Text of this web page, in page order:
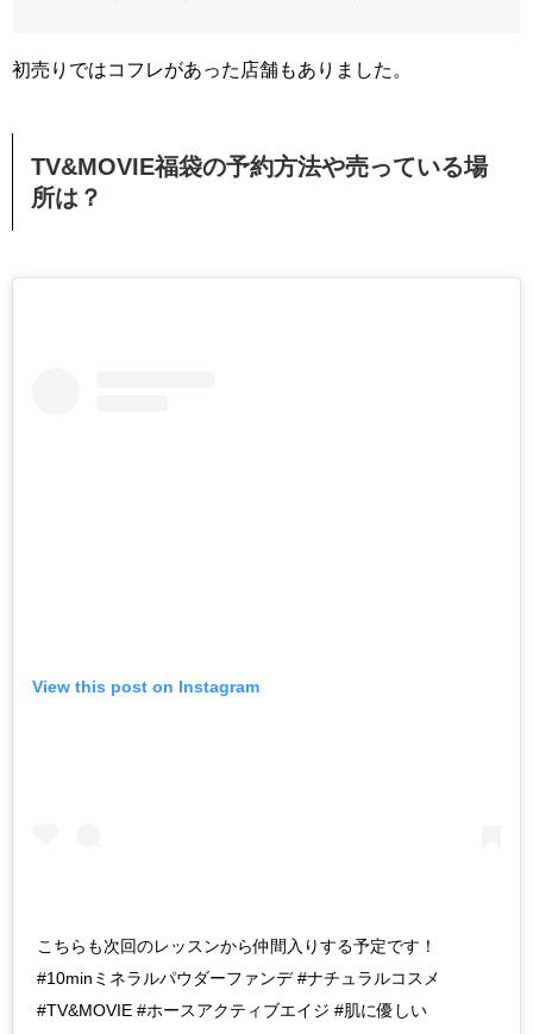
初売りではコフレがあった店舗もありました。
TV&MOVIE福袋の予約方法や売っている場
所は？
View this post on Instagram
こちらも次回のレッスンから仲間入りする予定です！
#10minミネラルパウダーファンデ #ナチュラルコスメ
#TV&MOVIE #ホースアクティブエイジ #肌に優しい